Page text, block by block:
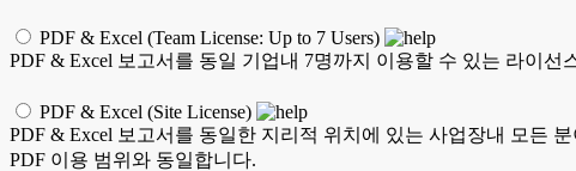
PDF & Excel (Team License: Up to 7 Users)
PDF & Excel 보고서를 동일 기업내 7명까지 이용할 수 있는 라이
PDF & Excel (Site License)
PDF & Excel 보고서를 동일한 지리적 위치에 있는 사업장내 모든
PDF 이용 범위와 동일합니다.